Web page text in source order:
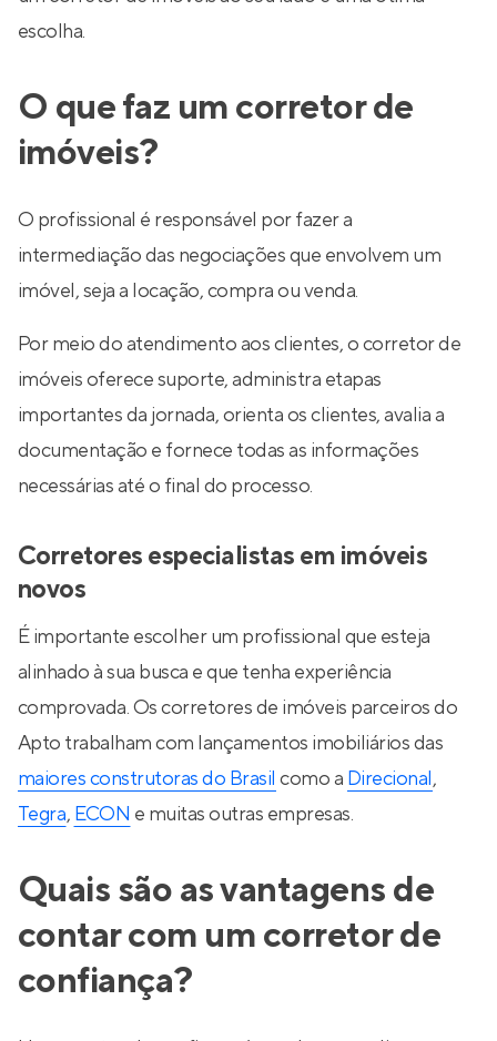
escolha.
O que faz um corretor de
imóveis?
O profissional é responsável por fazer a
intermediação das negociações que envolvem um
imóvel, seja a locação, compra ou venda.
Por meio do atendimento aos clientes, o corretor de
imóveis oferece suporte, administra etapas
importantes da jornada, orienta os clientes, avalia a
documentação e fornece todas as informações
necessárias até o final do processo.
Corretores especialistas em imóveis
novos
É importante escolher um profissional que esteja
alinhado à sua busca e que tenha experiência
comprovada. Os corretores de imóveis parceiros do
Apto trabalham com lançamentos imobiliários das
maiores construtoras do Brasil como a Direcional,
Tegra, ECON e muitas outras empresas.
Quais são as vantagens de
contar com um corretor de
confiança?